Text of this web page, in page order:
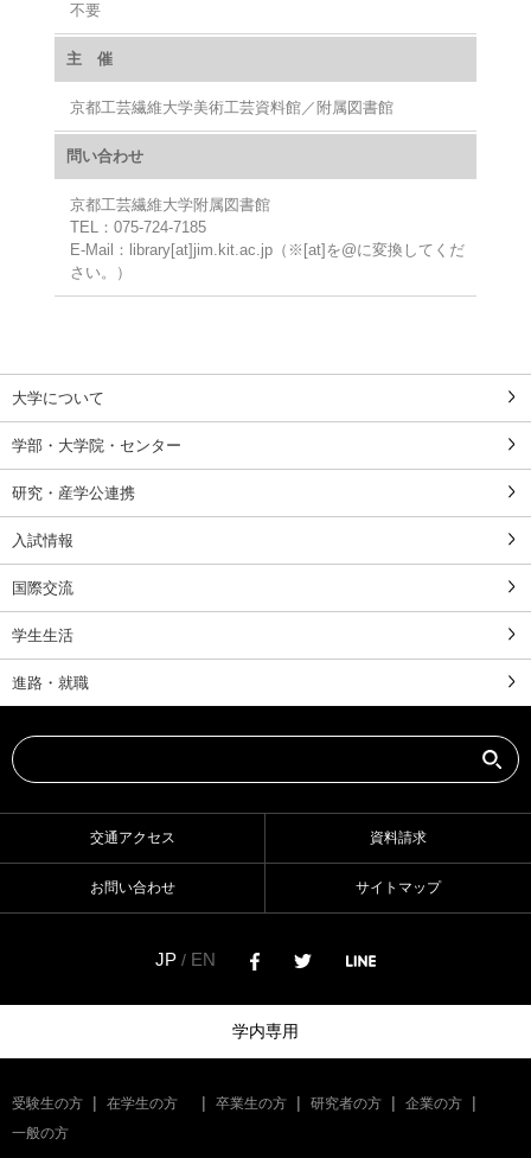
不要
主 催
京都工芸繊維大学美術工芸資料館／附属図書館
問い合わせ
京都工芸繊維大学附属図書館
TEL：075-724-7185
E-Mail：library[at]jim.kit.ac.jp（※[at]を@に変換してくだ
さい。）
大学について
学部・大学院・センター
研究・産学公連携
入試情報
国際交流
学生生活
進路・就職
交通アクセス 資料請求
お問い合わせ サイトマップ
JP / EN
学内専用
受験生の方 在学生の方 卒業生の方 研究者の方
企業の方
一般の方